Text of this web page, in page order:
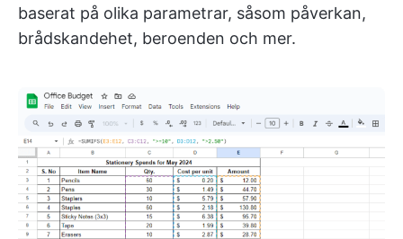
baserat på olika parametrar, såsom påverkan,
brådskandehet, beroenden och mer.